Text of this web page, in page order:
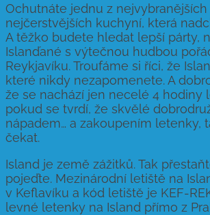
Ochutnáte jednu z nejvybranějších
nejčerstvějších kuchyní, která
A těžko budete hledat lepší párty,
Islanďané s výtečnou hudbou
Reykjavíku. Troufáme si říci, že
které nikdy nezapomenete. A
že se nachází jen necelé 4 hodiny
pokud se tvrdí, že skvělé
nápadem… a zakoupením letenky,
čekat.
Island je země zážitků. Tak
pojeďte. Mezinárodní letiště na
v Keflavíku a kód letiště je KEF-
levné letenky na Island přímo z